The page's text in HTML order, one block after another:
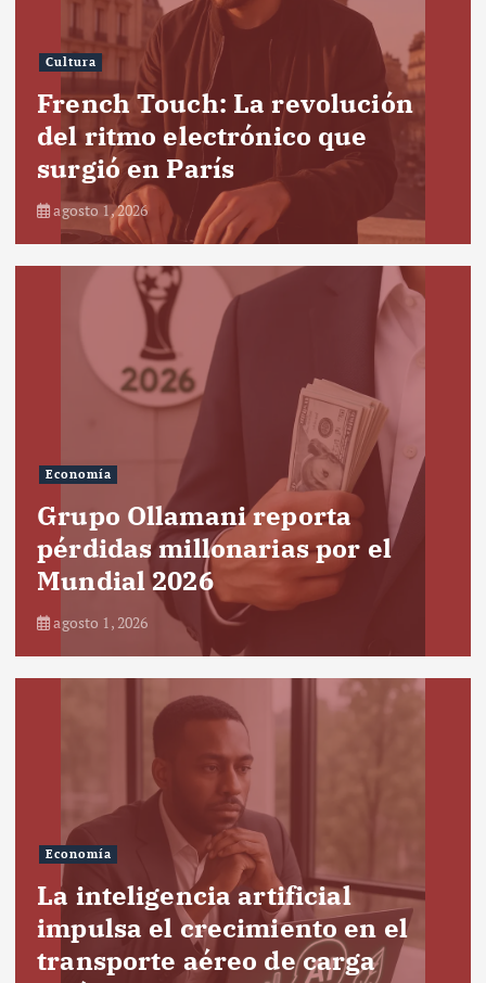
Cultura
French Touch: La revolución
del ritmo electrónico que
surgió en París
agosto 1, 2026
Economía
Grupo Ollamani reporta
pérdidas millonarias por el
Mundial 2026
agosto 1, 2026
Economía
La inteligencia artificial
impulsa el crecimiento en el
transporte aéreo de carga